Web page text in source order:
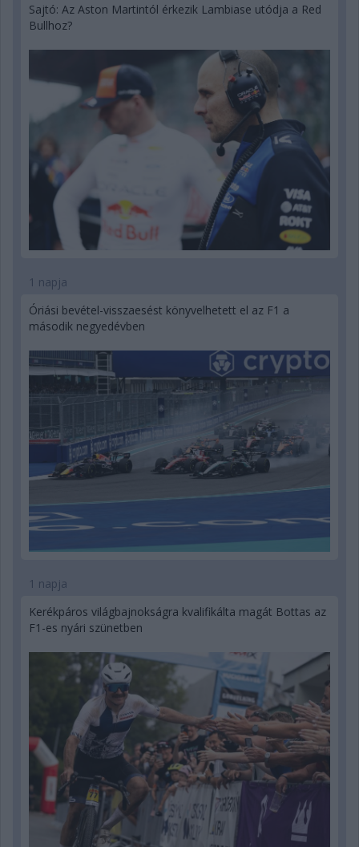
Sajtó: Az Aston Martintól érkezik Lambiase utódja a Red
Bullhoz?
1 napja
Óriási bevétel-visszaesést könyvelhetett el az F1 a
második negyedévben
1 napja
Kerékpáros világbajnokságra kvalifikálta magát Bottas az
F1-es nyári szünetben